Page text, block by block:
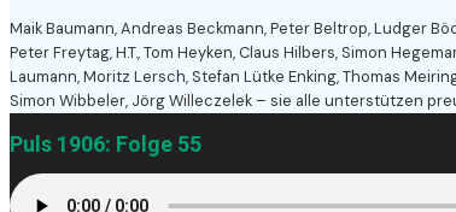
Maik Baumann, Andreas Beckmann, Peter Beltrop, Ludger
Peter Freytag, H.T., Tom Heyken, Claus Hilbers, Simon
Laumann, Moritz Lersch, Stefan Lütke Enking, Thomas
Simon Wibbeler, Jörg Willeczelek – sie alle unterstützen
Puls 1906: Folge 55